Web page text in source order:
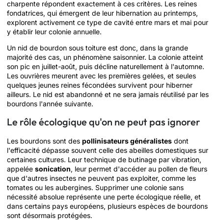
charpente répondent exactement à ces critères. Les reines
fondatrices, qui émergent de leur hibernation au printemps,
explorent activement ce type de cavité entre mars et mai pour
y établir leur colonie annuelle.
Un nid de bourdon sous toiture est donc, dans la grande
majorité des cas, un phénomène saisonnier. La colonie atteint
son pic en juillet-août, puis décline naturellement à l'automne.
Les ouvrières meurent avec les premières gelées, et seules
quelques jeunes reines fécondées survivent pour hiberner
ailleurs. Le nid est abandonné et ne sera jamais réutilisé par les
bourdons l'année suivante.
Le rôle écologique qu'on ne peut pas ignorer
Les bourdons sont des pollinisateurs généralistes dont
l'efficacité dépasse souvent celle des abeilles domestiques sur
certaines cultures. Leur technique de butinage par vibration,
appelée sonication, leur permet d'accéder au pollen de fleurs
que d'autres insectes ne peuvent pas exploiter, comme les
tomates ou les aubergines. Supprimer une colonie sans
nécessité absolue représente une perte écologique réelle, et
dans certains pays européens, plusieurs espèces de bourdons
sont désormais protégées.